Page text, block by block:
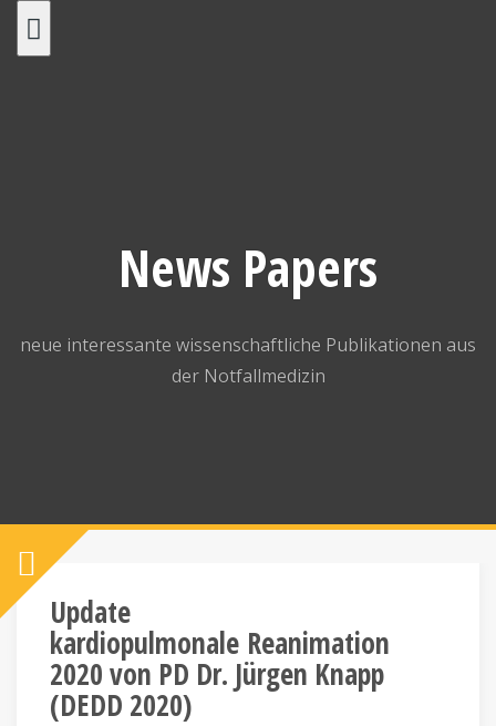
News Papers
neue interessante wissenschaftliche Publikationen aus
der Notfallmedizin
Update
kardiopulmonale Reanimation
2020 von PD Dr. Jürgen Knapp
(DEDD 2020)